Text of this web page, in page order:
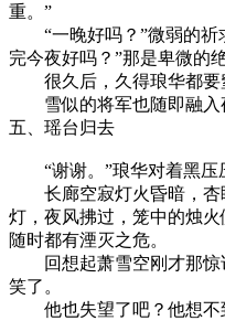
重。”
“一晚好吗？”微弱的祈
完今夜好吗？”那是卑微的
很久后，久得琅华都要
雪似的将军也随即融入
五、瑶台归去
“谢谢。”琅华对着黑压
长廊空寂灯火昏暗，杏
灯，夜风拂过，笼中的烛
随时都有湮灭之危。
回想起萧雪空刚才那惊
笑了。
他也失望了吧？他想不